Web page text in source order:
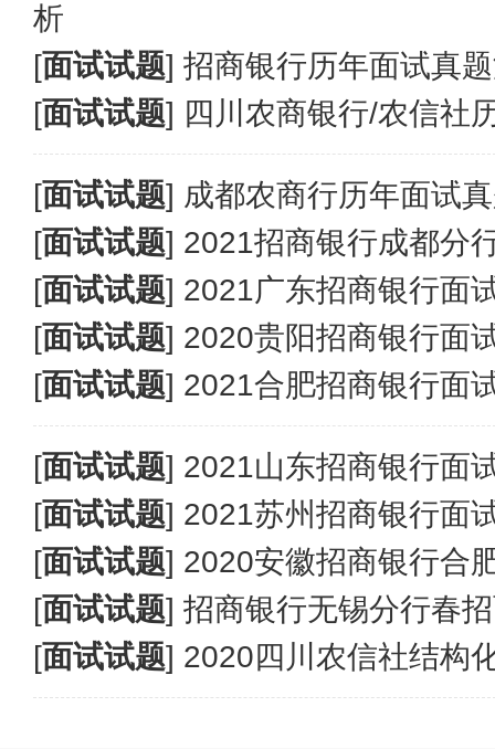
析
[面试试题] 招商银行历年面试真
[面试试题] 四川农商银行/农信社
[面试试题] 成都农商行历年面试
[面试试题] 2021招商银行成都分
[面试试题] 2021广东招商银行面
[面试试题] 2020贵阳招商银行面
[面试试题] 2021合肥招商银行面
[面试试题] 2021山东招商银行面
[面试试题] 2021苏州招商银行面
[面试试题] 2020安徽招商银行合
[面试试题] 招商银行无锡分行春
[面试试题] 2020四川农信社结构